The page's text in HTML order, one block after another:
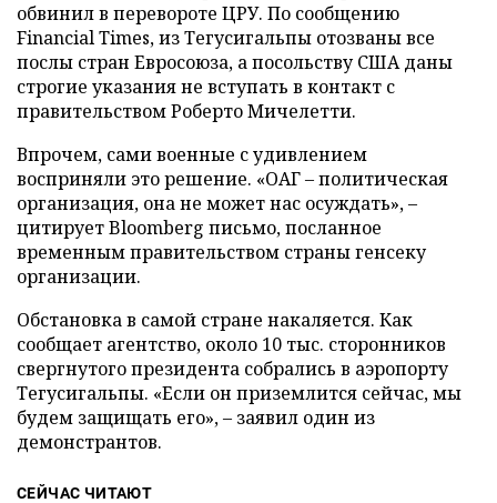
обвинил в перевороте ЦРУ. По сообщению
Financial Times, из Тегусигальпы отозваны все
послы стран Евросоюза, а посольству США даны
строгие указания не вступать в контакт с
правительством Роберто Мичелетти.
Впрочем, сами военные с удивлением
восприняли это решение. «ОАГ – политическая
организация, она не может нас осуждать», –
цитирует Bloomberg письмо, посланное
временным правительством страны генсеку
организации.
Обстановка в самой стране накаляется. Как
сообщает агентство, около 10 тыс. сторонников
свергнутого президента собрались в аэропорту
Тегусигальпы. «Если он приземлится сейчас, мы
будем защищать его», – заявил один из
демонстрантов.
СЕЙЧАС ЧИТАЮТ